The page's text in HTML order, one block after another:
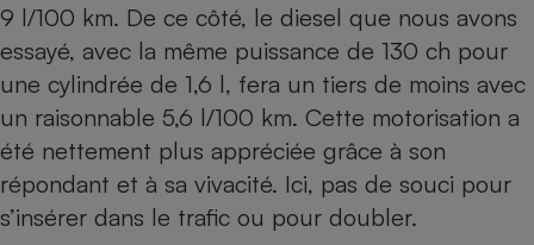
9 l/100 km. De ce côté, le diesel que nous avons
essayé, avec la même puissance de 130 ch pour
une cylindrée de 1,6 l, fera un tiers de moins avec
un raisonnable 5,6 l/100 km. Cette motorisation a
été nettement plus appréciée grâce à son
répondant et à sa vivacité. Ici, pas de souci pour
s’insérer dans le trafic ou pour doubler.